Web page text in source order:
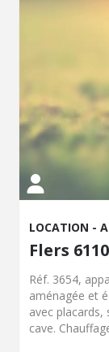
LOCATION -
Flers
Réf. 3654,
aménagée et
avec placards,
cave.